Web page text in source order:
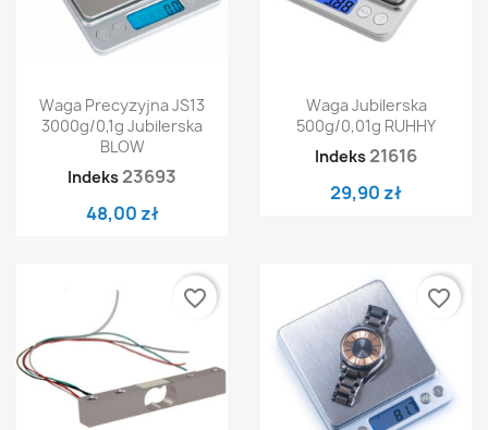
Waga Precyzyjna JS13
3000g/0,1g Jubilerska
BLOW
Indeks 23693
48,00 zł
Waga Jubilerska
500g/0,01g RUHHY
Indeks 21616
29,90 zł
favorite_border favorite_border